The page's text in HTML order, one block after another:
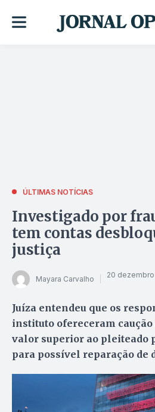
ÚLTIMAS NOTÍCIAS
Investigado por
tem contas
justiça
Mayara Carvalho 20
Juíza entendeu que os
instituto ofereceram caução
valor superior ao pleiteado
para possível reparação de